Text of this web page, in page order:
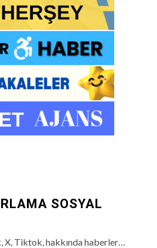
SOSYAL
X, Tiktok, hakkında haberler…